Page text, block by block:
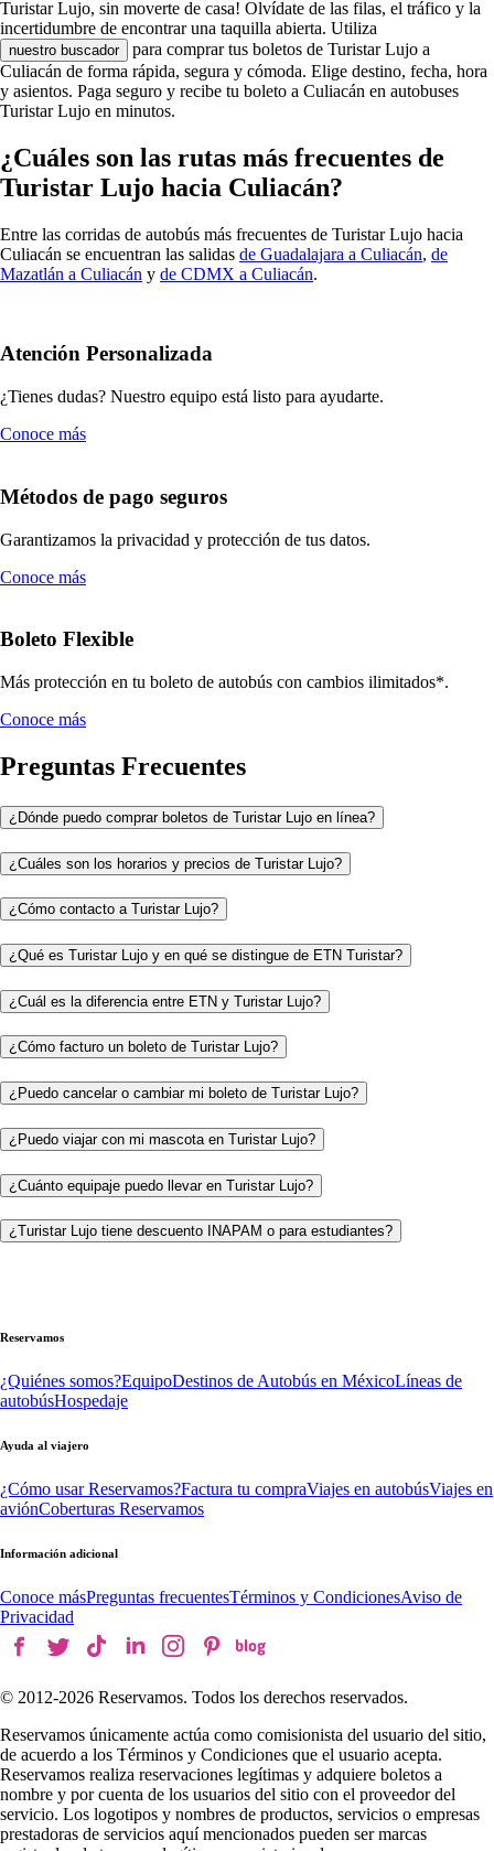
Turistar Lujo, sin moverte de casa! Olvídate de las filas, el tráfico y la
incertidumbre de encontrar una taquilla abierta. Utiliza
nuestro buscador
para comprar tus boletos de Turistar Lujo a
Culiacán de forma rápida, segura y cómoda. Elige destino, fecha, hora
y asientos. Paga seguro y recibe tu boleto a Culiacán en autobuses
Turistar Lujo en minutos.
¿Cuáles son las rutas más frecuentes de
Turistar Lujo hacia Culiacán?
Entre las corridas de autobús más frecuentes de Turistar Lujo hacia
Culiacán se encuentran las salidas de Guadalajara a Culiacán, de
Mazatlán a Culiacán y de CDMX a Culiacán.
Atención Personalizada
¿Tienes dudas? Nuestro equipo está listo para ayudarte.
Conoce más
Métodos de pago seguros
Garantizamos la privacidad y protección de tus datos.
Conoce más
Boleto Flexible
Más protección en tu boleto de autobús con cambios ilimitados*.
Conoce más
Preguntas Frecuentes
¿Dónde puedo comprar boletos de Turistar Lujo en línea?
¿Cuáles son los horarios y precios de Turistar Lujo?
¿Cómo contacto a Turistar Lujo?
¿Qué es Turistar Lujo y en qué se distingue de ETN Turistar?
¿Cuál es la diferencia entre ETN y Turistar Lujo?
¿Cómo facturo un boleto de Turistar Lujo?
¿Puedo cancelar o cambiar mi boleto de Turistar Lujo?
¿Puedo viajar con mi mascota en Turistar Lujo?
¿Cuánto equipaje puedo llevar en Turistar Lujo?
¿Turistar Lujo tiene descuento INAPAM o para estudiantes?
Reservamos
¿Quiénes somos?EquipoDestinos de Autobús en MéxicoLíneas de
autobúsHospedaje
Ayuda al viajero
¿Cómo usar Reservamos?Factura tu compraViajes en autobúsViajes en
aviónCoberturas Reservamos
Información adicional
Conoce másPreguntas frecuentesTérminos y CondicionesAviso de
Privacidad
© 2012-2026 Reservamos. Todos los derechos reservados.
Reservamos únicamente actúa como comisionista del usuario del sitio,
de acuerdo a los Términos y Condiciones que el usuario acepta.
Reservamos realiza reservaciones legítimas y adquiere boletos a
nombre y por cuenta de los usuarios del sitio con el proveedor del
servicio. Los logotipos y nombres de productos, servicios o empresas
prestadoras de servicios aquí mencionados pueden ser marcas